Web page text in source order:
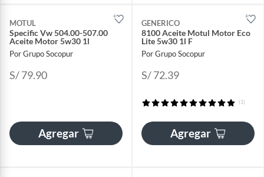
MOTUL
Specific Vw 504.00-507.00
Aceite Motor 5w30 1l
Por Grupo Socopur
S/ 79.90
Agregar
GENERICO
8100 Aceite Motul Motor Eco
Lite 5w30 1l F
Por Grupo Socopur
S/ 72.39
(1)
Agregar